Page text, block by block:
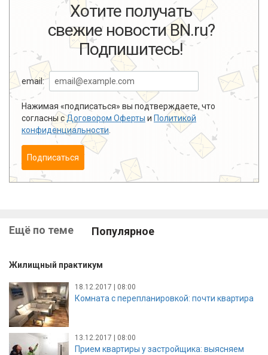
Хотите получать
свежие новости BN.ru?
Подпишитесь!
email:
Нажимая «подписаться» вы подтверждаете, что
согласны сДоговором Оферты и Политикой
конфиденциальности
Подписаться
Ещё по теме Популярное
Жилищный практикум
18.12.2017 | 08:00
Комната с перепланировкой: почти квартира
13.12.2017 | 08:00
Прием квартиры у застройщика: выясняем